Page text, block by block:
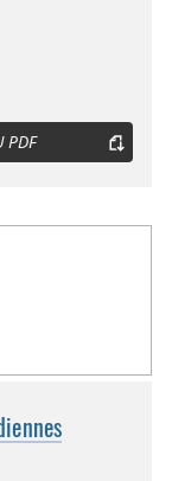
PDF